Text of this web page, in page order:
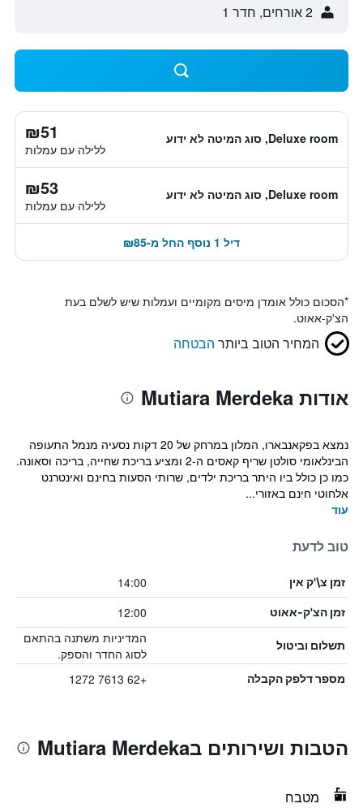
2 אורחים, חדר 1
Deluxe room, סוג המיטה לא ידוע ₪51
ללילה עם עמלות
Deluxe room, סוג המיטה לא ידוע ₪53
ללילה עם עמלות
דיל 1 נוסף החל מ-₪85
*הסכום כולל אומדן מיסים מקומיים ועמלות שיש לשלם בעת
הצ'ק-אאוט.
המחיר הטוב ביותר הבטחה
אודות Mutiara Merdeka
נמצא בפקאנבארו, המלון במרחק של 20 דקות נסעיה מנמל התעופה
הבינלאומי סולטן שריף קאסים ה-2 ומציע בריכת שחייה, בריכה וסאונה.
כמו כן כולל ביו היתר בריכת ילדים, שרותי הסעות בחינם ואינטרנט
אלחוטי חינם באזורי...
עוד
טוב לדעת
זמן צ\'ק אין 14:00
זמן הצ'ק-אאוט 12:00
תשלום וביטול
המדיניות משתנה בהתאם
לסוג החדר והספק.
מספר דלפק הקבלה +62 7613 1272
הטבות ושירותים בMutiara Merdeka
מטבח